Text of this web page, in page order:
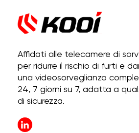
Affidati alle telecamere di
per ridurre il rischio di furti e
una videosorveglianza
24, 7 giorni su 7, adatta a
di sicurezza.